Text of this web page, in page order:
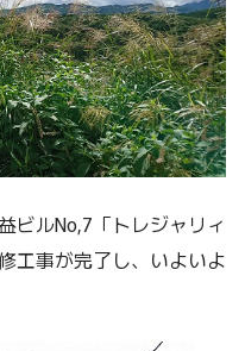
ビルNo,7「トレジャリィ
工事が完了し、いよいよ